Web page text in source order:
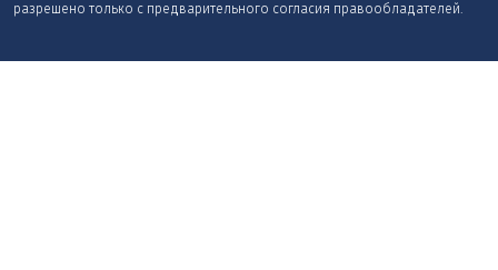
разрешено только с предварительного согласия правообладателей.